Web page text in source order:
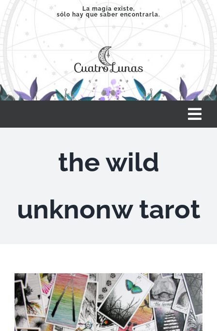
Saltar
contenido
La magia existe,
sólo hay que saber encontrarla.
CLASES
ARTÍCULOS
the wild
unknonw tarot